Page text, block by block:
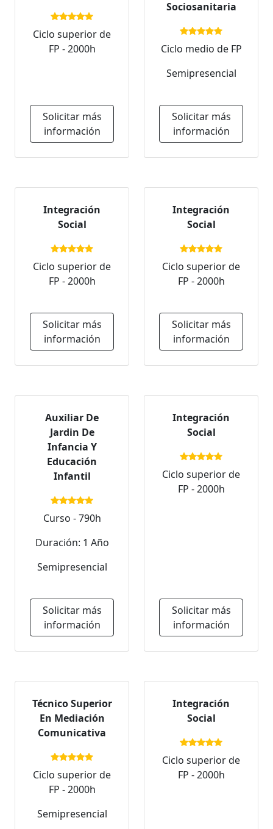
Ciclo superior de
FP - 2000h
Solicitar más
información
Sociosanitaria
Ciclo medio de FP
Semipresencial
Solicitar más
información
Integración
Social
Ciclo superior de
FP - 2000h
Solicitar más
información
Integración
Social
Ciclo superior de
FP - 2000h
Solicitar más
información
Auxiliar De
Jardin De
Infancia Y
Educación
Infantil
Curso - 790h
Duración: 1 Año
Semipresencial
Solicitar más
información
Integración
Social
Ciclo superior de
FP - 2000h
Solicitar más
información
Técnico Superior
En Mediación
Comunicativa
Ciclo superior de
FP - 2000h
Semipresencial
Integración
Social
Ciclo superior de
FP - 2000h